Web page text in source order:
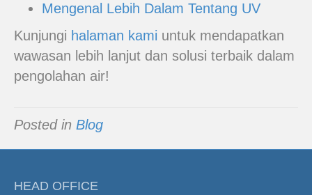
Mengenal Lebih Dalam Tentang UV
Kunjungi halaman kami untuk mendapatkan
wawasan lebih lanjut dan solusi terbaik dalam
pengolahan air!
Posted in Blog
HEAD OFFICE